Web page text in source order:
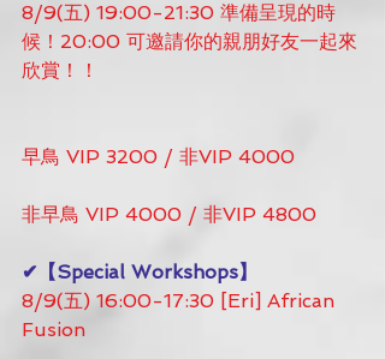
8/9(五) 19:00-21:30 準備呈現的時
候！20:00 可邀請你的親朋好友一起來
欣賞！！
早鳥 VIP 3200 / 非VIP 4000
非早鳥 VIP 4000 / 非VIP 4800
✔【Special Workshops】
8/9(五) 16:00-17:30 [Eri] African
Fusion